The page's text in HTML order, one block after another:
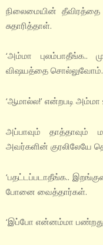
நிலைமையின்
சுதாரித்தாள்.
‘அம்மா புலம்பாதீங்க..
விஷயத்தை சொல்லுவோம்..
‘ஆமால்ல!’ என்றபடி அம்மா
அப்பாவும் தாத்தாவும்
அவர்களின் குரலிலேயே
‘பதட்டப்படாதீங்க..
போனை வைத்தார்கள்.
‘இப்போ என்னம்மா பண்றது